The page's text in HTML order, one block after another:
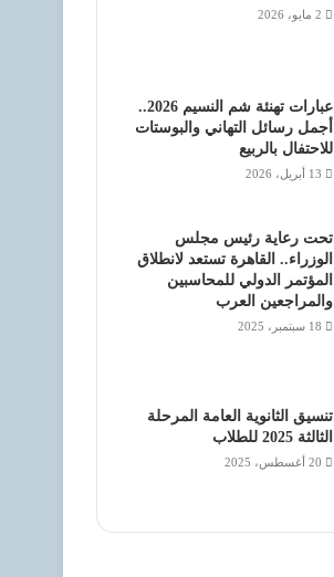
2 مايو، 2026
عبارات تهنئة شم النسيم 2026..
أجمل رسائل التهاني والبوستات
للاحتفال بالربيع
13 أبريل، 2026
تحت رعاية رئيس مجلس
الوزراء.. القاهرة تستعد لانطلاق
المؤتمر الدولي للمحاسبين
والمراجعين العرب
18 سبتمبر، 2025
تنسيق الثانوية العامة المرحلة
الثالثة 2025 للطلاب
20 أغسطس، 2025